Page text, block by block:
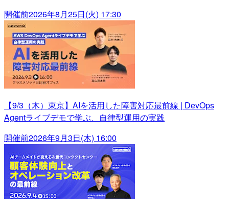
開催前2026年8月25日(火) 17:30
【9/3（木）東京】AIを活用した障害対応最前線 | DevOps
Agentライブデモで学ぶ、自律型運用の実践
開催前2026年9月3日(木) 16:00